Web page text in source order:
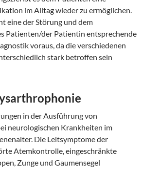
im Alltag wieder zu ermöglichen.
eine der Störung und dem
Patienten/der Patientin entsprechende
voraus, da die verschiedenen
stark betroffen sein
in der Ausführung von
neurologischen Krankheiten im
Die Leitsymptome der
Atemkontrolle, eingeschränkte
Zunge und Gaumensegel